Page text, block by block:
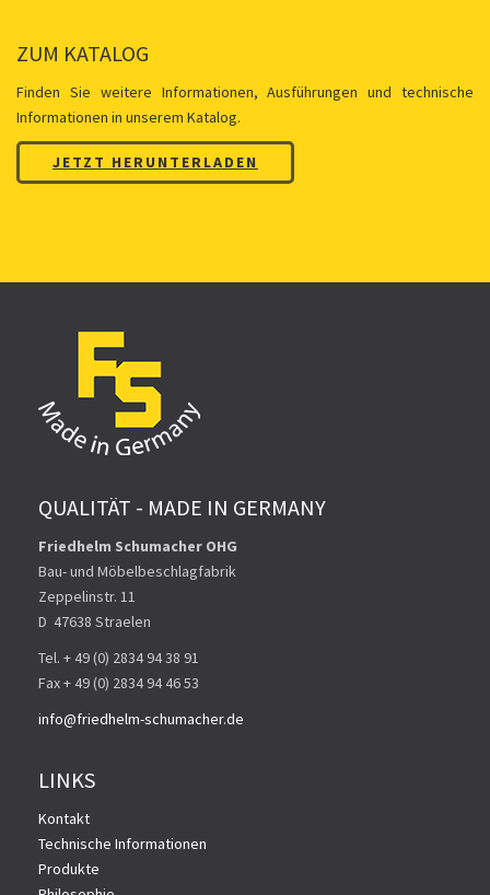
ZUM KATALOG
Finden Sie weitere Informationen, Ausführungen und technische
Informationen in unserem Katalog.
JETZT HERUNTERLADEN
QUALITÄT - MADE IN GERMANY
Friedhelm Schumacher OHG
Bau- und Möbelbeschlagfabrik
Zeppelinstr. 11
D ­ 47638 Straelen
Tel. + 49 (0) 2834 94 38 91
Fax + 49 (0) 2834 94 46 53
info@friedhelm-schumacher.de
LINKS
Kontakt
Technische Informationen
Produkte